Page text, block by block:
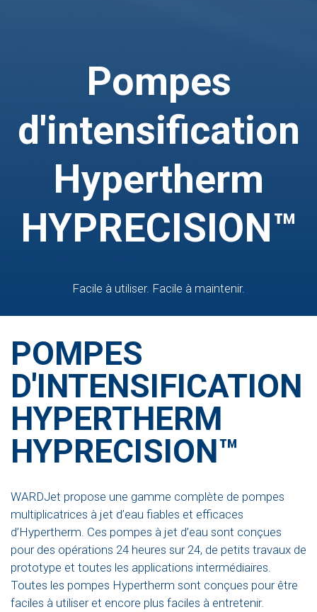
Pompes
d'intensification
Hypertherm
HYPRECISION™
Facile à utiliser. Facile à maintenir.
POMPES
D'INTENSIFICATION
HYPERTHERM
HYPRECISION™
WARDJet propose une gamme complète de pompes
multiplicatrices à jet d’eau fiables et efficaces
d’Hypertherm. Ces pompes à jet d’eau sont conçues
pour des opérations 24 heures sur 24, de petits travaux de
prototype et toutes les applications intermédiaires.
Toutes les pompes Hypertherm sont conçues pour être
faciles à utiliser et encore plus faciles à entretenir.